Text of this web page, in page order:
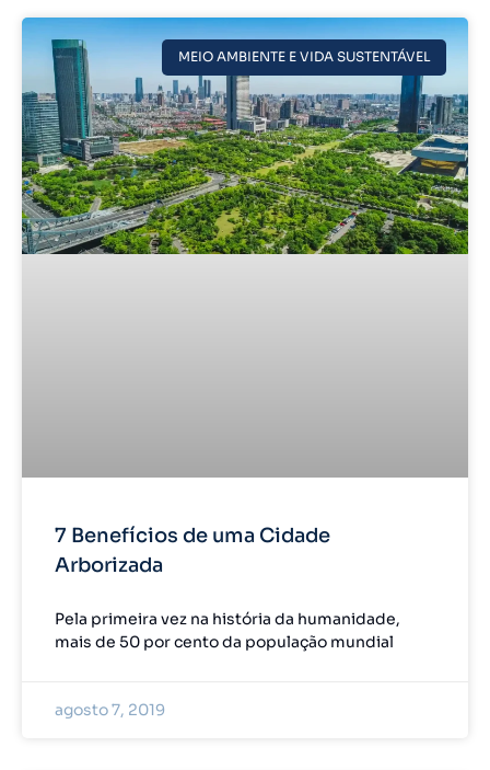
MEIO AMBIENTE E VIDA SUSTENTÁVEL
7 Benefícios de uma Cidade
Arborizada
Pela primeira vez na história da humanidade,
mais de 50 por cento da população mundial
agosto 7, 2019